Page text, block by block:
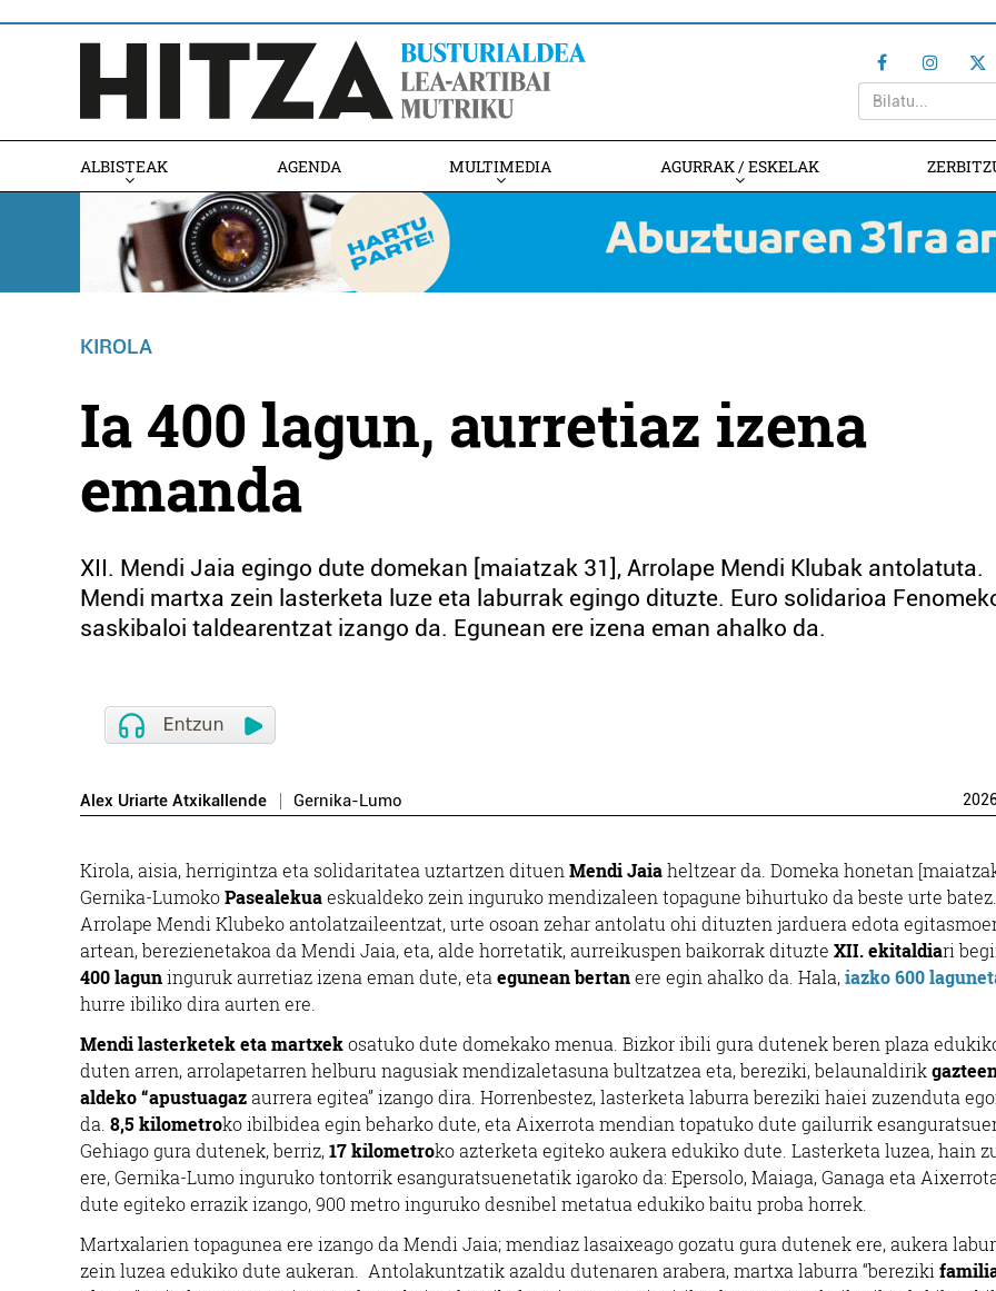
ALBISTEAK AGENDA MULTIMEDIA AGURRAK / ESKELAK
KIROLA
Ia 400 lagun, aurretiaz izena
emanda
XII. Mendi Jaia egingo dute domekan [maiatzak 31], Arrolape Mendi Klubak antolatuta.
Mendi martxa zein lasterketa luze eta laburrak egingo dituzte. Euro solidarioa
saskibaloi taldearentzat izango da. Egunean ere izena eman ahalko da.
Alex Uriarte Atxikallende Gernika-Lumo
Kirola, aisia, herrigintza eta solidaritatea uztartzen dituen Mendi Jaiaheltzear da. Domeka honetan
Gernika-LumokoPasealekuaeskualdeko zein inguruko mendizaleen topagune bihurtuko da beste urte batez.
Arrolape Mendi Klubeko antolatzaileentzat, urte osoan zehar antolatu ohi dituzten jarduera edota
artean, berezienetakoa da Mendi Jaia, eta, alde horretatik, aurreikuspen baikorrak dituzte XII. ekitaldiari
400 laguninguruk aurretiaz izena eman dute, eta egunean bertanere egin ahalko da. Hala,iazko 600
hurre ibiliko dira aurten ere.
Mendi lasterketek eta martxekosatuko dute domekako menua. Bizkor ibili gura dutenek beren plaza
duten arren, arrolapetarren helburu nagusiak mendizaletasuna bultzatzea eta, bereziki, belaunaldirik
aldeko “apustuagazaurrera egitea” izango dira. Horrenbestez, lasterketa laburra bereziki haiei zuzenduta
da. 8,5 kilometroko ibilbidea egin beharko dute, eta Aixerrota mendian topatuko dute gailurrik
Gehiago gura dutenek, berriz,17 kilometroko azterketa egiteko aukera edukiko dute. Lasterketa luzea, hain
ere, Gernika-Lumo inguruko tontorrik esanguratsuenetatik igaroko da: Epersolo, Maiaga, Ganaga eta
dute egiteko errazik izango, 900 metro inguruko desnibel metatua edukiko baitu proba horrek.
Martxalarien topagunea ere izango da Mendi Jaia; mendiaz lasaixeago gozatu gura dutenek ere, aukera
zein luzea edukiko dute aukeran. Antolakuntzatik azaldu dutenaren arabera, martxa laburra “bereziki